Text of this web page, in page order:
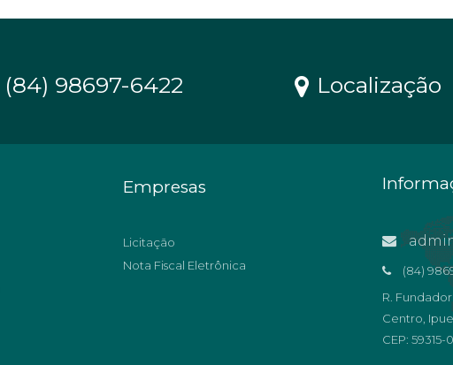
(84) 98697-6422 Localização
Empresas
Licitação
Nota Fiscal Eletrônica
(84)
R.
Centro,
CEP: 59315-